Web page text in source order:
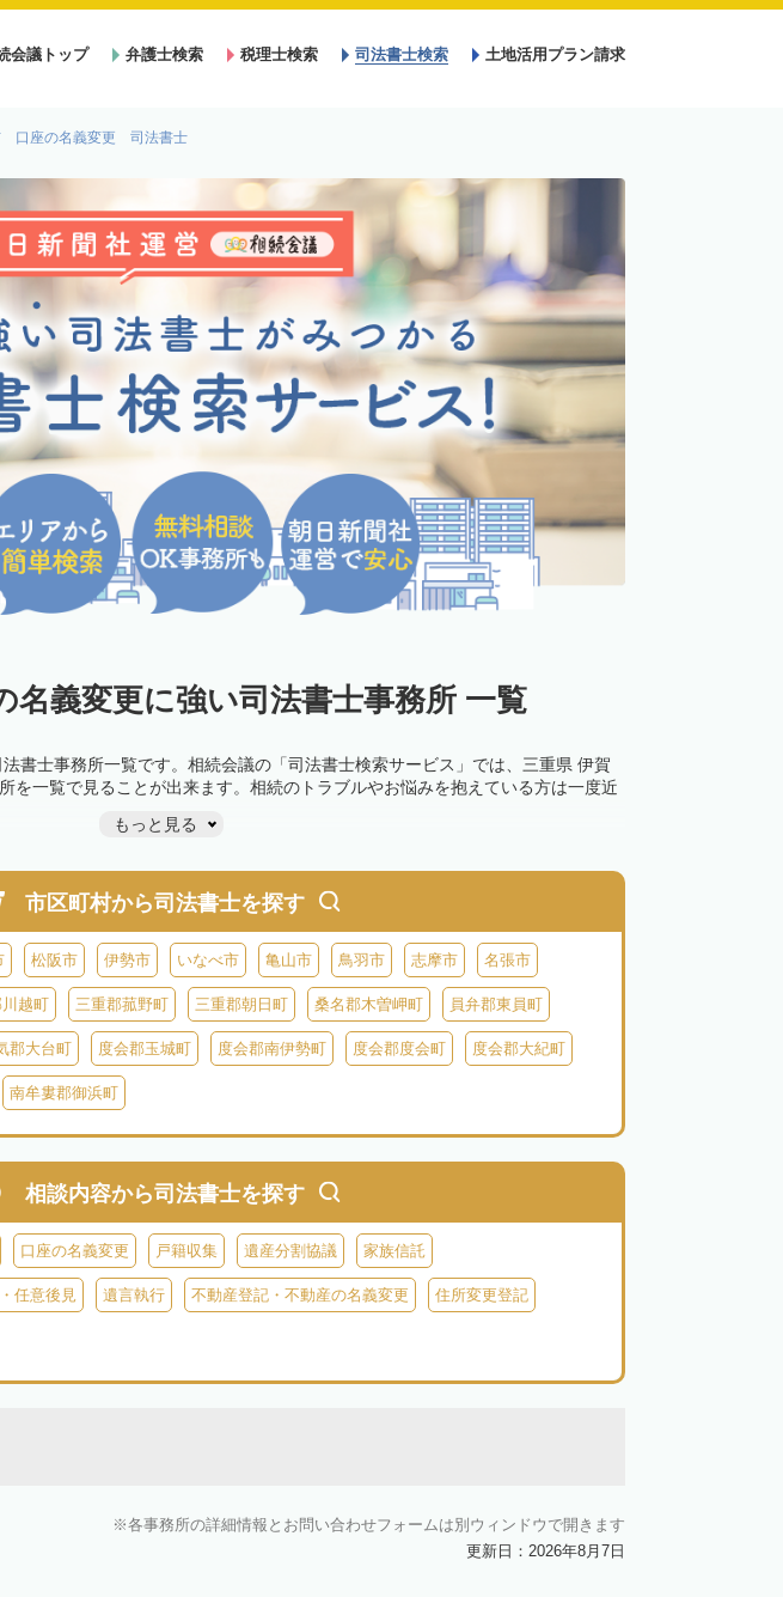
会議トップ 弁護士検索 税理士検索 司法書士検索 土地活用プラン請求
口座の名義変更 司法書士
名義変更に強い司法書士事務所 一覧
書士事務所一覧です。相続会議の「司法書士検索サービス」では、三重県 伊賀
を一覧で見ることが出来ます。相続のトラブルやお悩みを抱えている方は一度近
もっと見る
市区町村から司法書士を探す
松阪市 伊勢市 いなべ市 亀山市 鳥羽市 志摩市 名張市
越町 三重郡菰野町 三重郡朝日町 桑名郡木曽岬町 員弁郡東員町
郡大台町 度会郡玉城町 度会郡南伊勢町 度会郡度会町 度会郡大紀町
南牟婁郡御浜町
相談内容から司法書士を探す
口座の名義変更 戸籍収集 遺産分割協議 家族信託
任意後見 遺言執行 不動産登記・不動産の名義変更 住所変更登記
各事務所の詳細情報とお問い合わせフォームは別ウィンドウで開きます
更新日：2026年8月7日